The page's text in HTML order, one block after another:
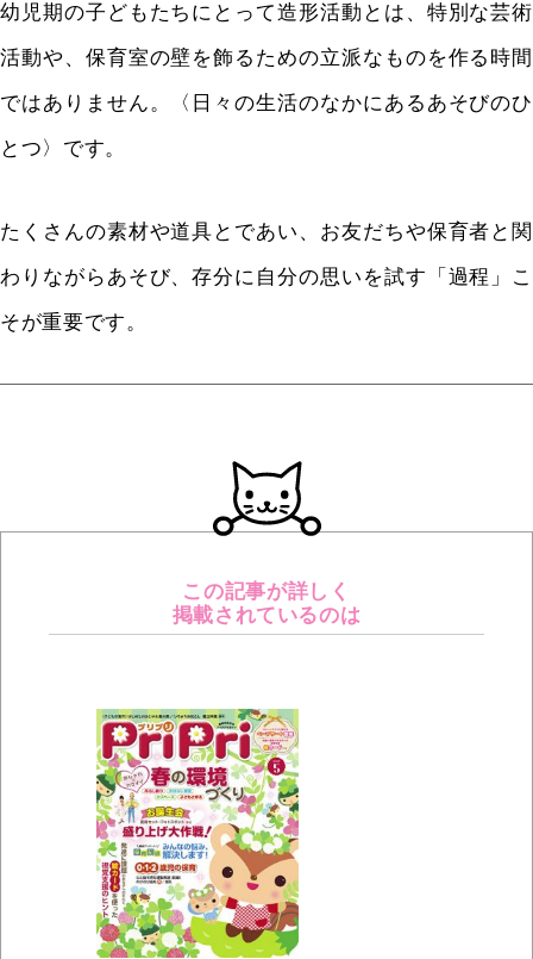
幼児期の子どもたちにとって造形活動とは、特別な芸術
活動や、保育室の壁を飾るための立派なものを作る時間
ではありません。〈日々の生活のなかにあるあそびのひ
とつ〉です。
たくさんの素材や道具とであい、お友だちや保育者と関
わりながらあそび、存分に自分の思いを試す「過程」こ
そが重要です。
この記事が詳しく
掲載されているのは